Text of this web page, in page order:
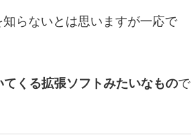
らないとは思いますが一応で
くる拡張ソフトみたいなもので